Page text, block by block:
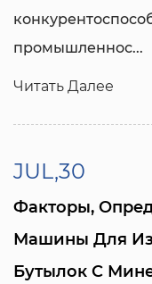
промышленнос...
Читать Далее
JUL,30
Факторы,
Машины Для
Бутылок С